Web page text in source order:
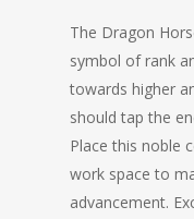
The Dragon
symbol of rank
towards higher
should tap the
Place this noble
work space to
advancement.